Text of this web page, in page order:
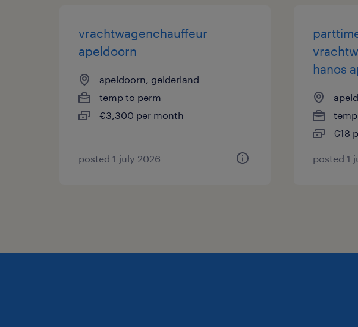
vrachtwagenchauffeur
apeldoorn
apeldoorn, gelderland
temp to perm
€3,300 per month
posted 1 july 2026
hanos
€18
posted 1